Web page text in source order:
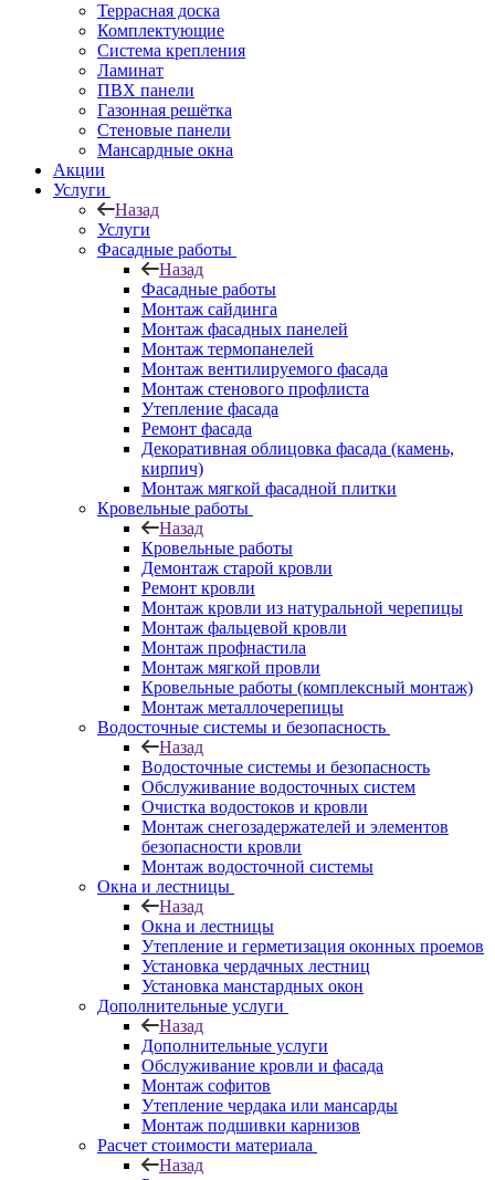
Террасная доска
Комплектующие
Система крепления
Ламинат
ПВХ панели
Газонная решётка
Стеновые панели
Мансардные окна
Акции
Услуги
Назад
Услуги
Фасадные работы
Назад
Фасадные работы
Монтаж сайдинга
Монтаж фасадных панелей
Монтаж термопанелей
Монтаж вентилируемого фасада
Монтаж стенового профлиста
Утепление фасада
Ремонт фасада
Декоративная облицовка фасада (камень,
кирпич)
Монтаж мягкой фасадной плитки
Кровельные работы
Назад
Кровельные работы
Демонтаж старой кровли
Ремонт кровли
Монтаж кровли из натуральной черепицы
Монтаж фальцевой кровли
Монтаж профнастила
Монтаж мягкой провли
Кровельные работы (комплексный монтаж)
Монтаж металлочерепицы
Водосточные системы и безопасность
Назад
Водосточные системы и безопасность
Обслуживание водосточных систем
Очистка водостоков и кровли
Монтаж снегозадержателей и элементов
безопасности кровли
Монтаж водосточной системы
Окна и лестницы
Назад
Окна и лестницы
Утепление и герметизация оконных проемов
Установка чердачных лестниц
Установка манстардных окон
Дополнительные услуги
Назад
Дополнительные услуги
Обслуживание кровли и фасада
Монтаж софитов
Утепление чердака или мансарды
Монтаж подшивки карнизов
Расчет стоимости материала
Назад